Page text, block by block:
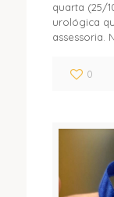
quarta (25/
urológica
assessoria.
0